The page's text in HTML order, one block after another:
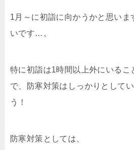
1月～に初詣に向かうかと思いま
いです…。
特に初詣は1時間以上外にいるこ
で、防寒対策はしっかりとして
う！
防寒対策としては、